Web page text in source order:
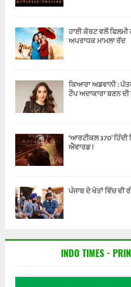
ਹਾਈ ਕੋਰਟ ਵਲੋਂ ਫਿਲਮੀ
ਅਪਰਾਧਕ ਮਾਮਲਾ ਰੱਦ
ਕਿਆਰਾ ਅਡਵਾਨੀ :
ਟੌਪ ਅਦਾਕਾਰਾ ਬਣਨ ਦੀ
‘ਆਰਟੀਕਲ 370’
ਐਵਾਰਡ !
ਪੰਜਾਬ ਦੇ ਖੇਤਾਂ ਵਿੱਚ ਵੀ
INDO TIMES -